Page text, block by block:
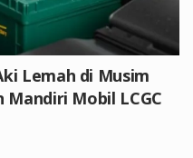
Lemah di Musim
Mobil LCGC